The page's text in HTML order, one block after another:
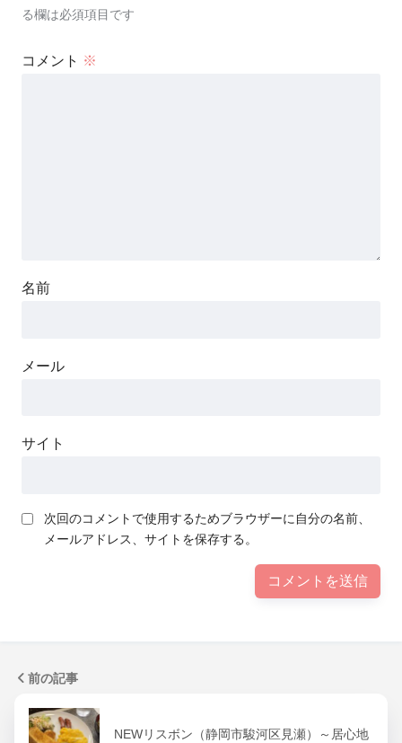
る欄は必須項目です
コメント ※
名前
メール
サイト
次回のコメントで使用するためブラウザーに自分の名前、
メールアドレス、サイトを保存する。
前の記事
NEWリスボン（静岡市駿河区見瀬）～居心地